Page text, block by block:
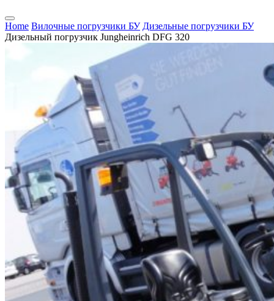
Home Вилочные погрузчики БУ Дизельные погрузчики БУ
Дизельный погрузчик Jungheinrich DFG 320